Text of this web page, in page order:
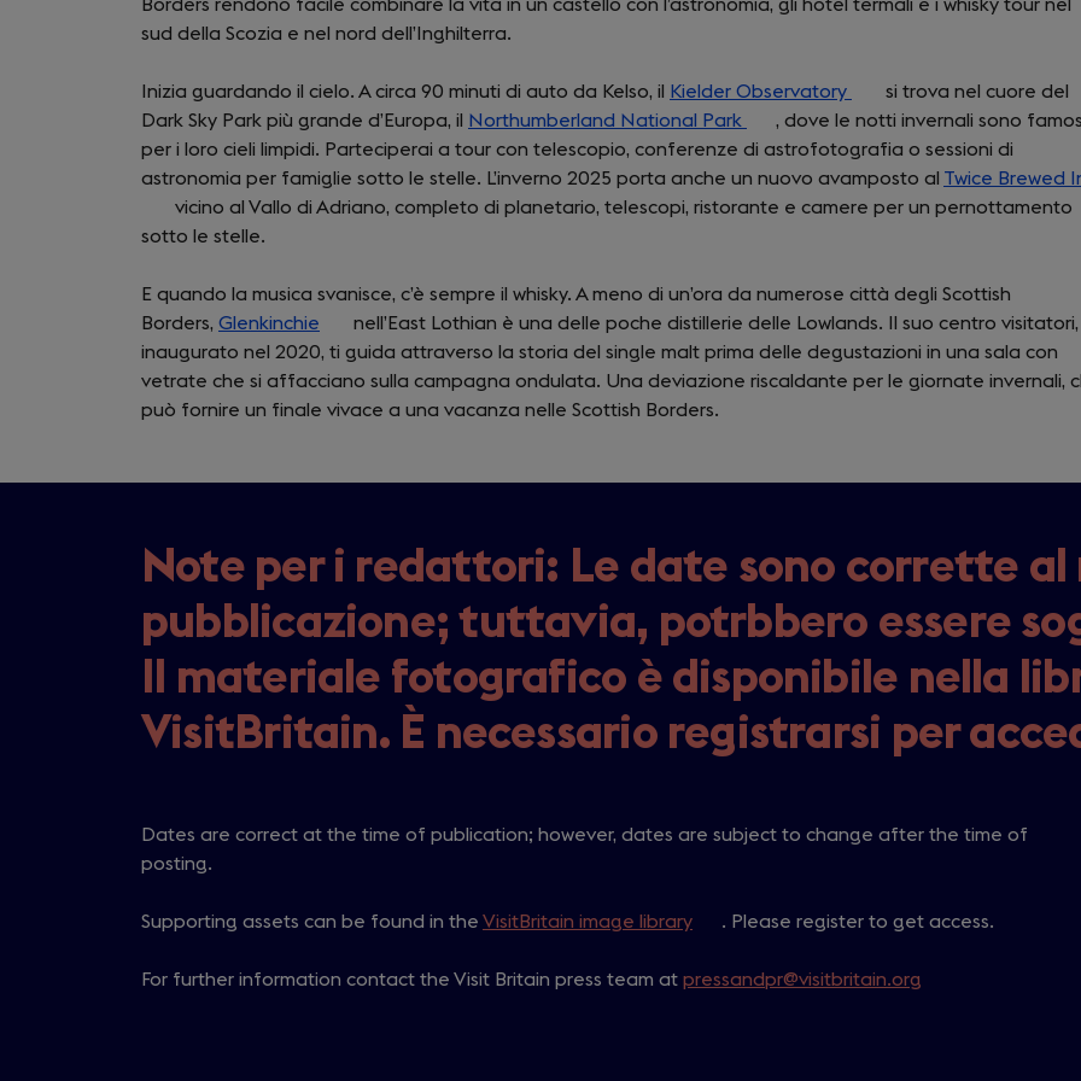
Borders rendono facile combinare la vita in un castello con l’astronomia, gli hotel termali e i whisky tour nel
sud della Scozia e nel nord dell’Inghilterra.
Inizia guardando il cielo. A circa 90 minuti di auto da Kelso, il Kielder Observatory
(opens
in
a
new
tab)
si trova nel cuore del
Dark Sky Park più grande d’Europa, il
Northumberland National Park
(opens
in
a
new
, dove le notti invernali sono
per i loro cieli limpidi. Parteciperai a tour con telescopio, conferenze di astrofotografia o sessioni di
astronomia per famiglie sotto le stelle. L’inverno 2025 porta anche un nuovo avamposto al Twice Brewed
vicino al Vallo di Adriano, completo di planetario, telescopi, ristorante e camere per un pernottamento
sotto le stelle.
E quando la musica svanisce, c’è sempre il whisky. A meno di un’ora da numerose città degli Scottish
Borders, Glenkinchie (opens
in
a
new
nell’East Lothian è una delle poche distillerie delle Lowlands. Il suo centro visitatori,
inaugurato nel 2020, ti guida attraverso la storia del single malt prima delle degustazioni in una sala con
vetrate che si affacciano sulla campagna ondulata. Una deviazione riscaldante per le giornate invernali,
può fornire un finale vivace a una vacanza nelle Scottish Borders.
Note per i redattori: Le date sono corrette
pubblicazione; tuttavia, potrbbero essere
Il materiale fotografico è disponibile nella
VisitBritain. È necessario registrarsi per
Dates are correct at the time of publication; however, dates are subject to change after the time of
posting.
Supporting assets can be found in the VisitBritain image library
p
. Please register to get access.
For further information contact the Visit Britain press team at pressandpr@visitbritain.org